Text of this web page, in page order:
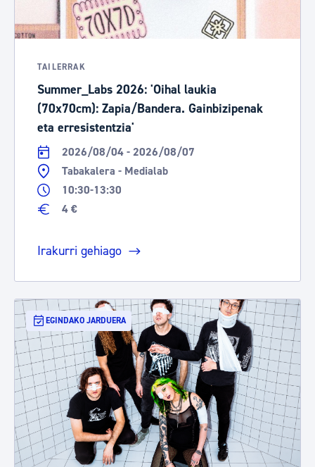
TAILERRAK
Summer_Labs 2026: 'Oihal laukia
(70x70cm): Zapia/Bandera. Gainbizipenak
eta erresistentzia'
2026/08/04 - 2026/08/07
Tabakalera - Medialab
10:30-13:30
4 €
Irakurri gehiago
EGINDAKO JARDUERA